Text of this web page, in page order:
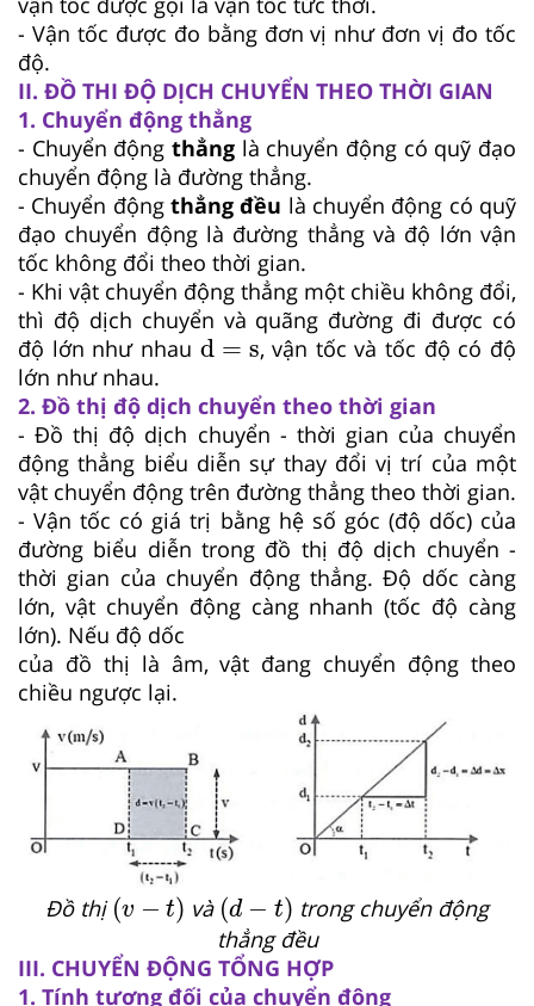
- Vận tốc được đo bằng đơn vị như đơn vị đo tốc
độ.
II. ĐỒ THI ĐỘ DỊCH CHUYỂN THEO THỜI GIAN
1. Chuyển động thẳng
- Chuyển động thẳng là chuyển động có quỹ đạo
chuyển động là đường thẳng.
- Chuyển động thẳng đều là chuyển động có quỹ
đạo chuyển động là đường thẳng và độ lớn vận
tốc không đổi theo thời gian.
- Khi vật chuyển động thẳng một chiều không đổi,
thì độ dịch chuyển và quãng đường đi được có
độ lớn như nhau d = s
d =s
, vận tốc và tốc độ có độ
lớn như nhau.
2. Đồ thị độ dịch chuyển theo thời gian
- Đồ thị độ dịch chuyển - thời gian của chuyển
động thẳng biểu diễn sự thay đổi vị trí của một
vật chuyển động trên đường thẳng theo thời gian.
- Vận tốc có giá trị bằng hệ số góc (độ dốc) của
đường biểu diễn trong đồ thị độ dịch chuyển -
thời gian của chuyển động thẳng. Độ dốc càng
lớn, vật chuyển động càng nhanh (tốc độ càng
lớn). Nếu độ dốc
của đồ thị là âm, vật đang chuyển động theo
chiều ngược lại.
Đồ thị (v − t)
v t và (d − t)
d −
trong chuyển động
thẳng đều
III. CHUYỂN ĐỘNG TỔNG HỢP
1. Tính tương đối của chuyển động